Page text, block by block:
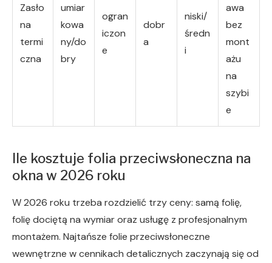
Zasło
na
termi
czna
umiar
kowa
ny/do
bry
ogran
iczon
e
dobr
a
niski/
średn
i
awa
bez
mont
ażu
na
szybi
e
Ile kosztuje folia przeciwsłoneczna na
okna w 2026 roku
W 2026 roku trzeba rozdzielić trzy ceny: samą folię,
folię dociętą na wymiar oraz usługę z profesjonalnym
montażem. Najtańsze folie przeciwsłoneczne
wewnętrzne w cennikach detalicznych zaczynają się od